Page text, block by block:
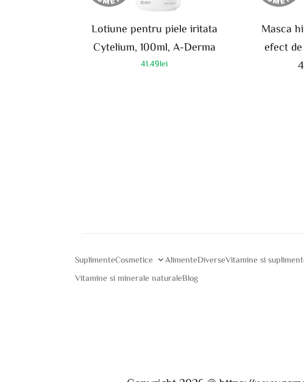
Lotiune pentru piele iritata
Cytelium, 100ml, A-Derma
41.49lei
Masca
efect de
SuplimenteCosmetice AlimenteDiverseVitamine si
Vitamine si minerale naturaleBlog